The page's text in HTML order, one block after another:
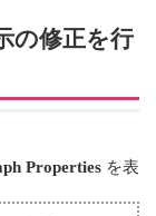
の修正を行
Properties を表